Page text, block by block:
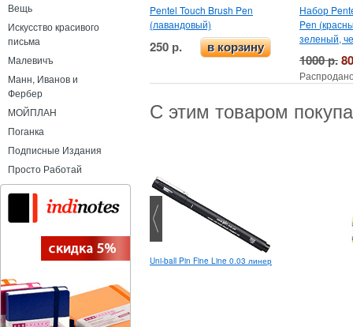
Вещь
Искусство красивого
письма
Малевичъ
Манн, Иванов и
Фербер
МОЙПЛАН
Поганка
Подписные Издания
Просто Работай
Pentel Touch Brush Pen
(лавандовый)
250 р. в корзину
Набор
Pen
зеленый,
1000 р.
С этим товаром
Limited Edition
Uni-ball Pin Fine Line 0.03 линер